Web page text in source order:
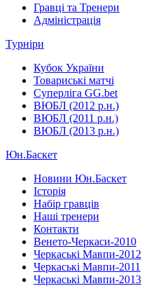
Гравці та Тренери
Адміністрація
Турніри
Кубок України
Товариські матчі
Суперліга GG.bet
ВЮБЛ (2012 р.н.)
ВЮБЛ (2011 р.н.)
ВЮБЛ (2013 р.н.)
Юн.Баскет
Новини Юн.Баскет
Історія
Набір гравців
Наші тренери
Контакти
Венето-Черкаси-2010
Черкаські Мавпи-2012
Черкаські Мавпи-2011
Черкаські Мавпи-2013